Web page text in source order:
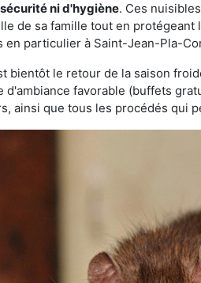
ni d'hygiène. Ces
de sa famille tout en
en particulier à Saint-Jean-Pla-
bientôt le retour de la saison
d'ambiance favorable (buffets
ainsi que tous les procédés qui